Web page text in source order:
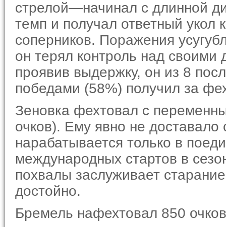
стрелой—начинал с длинной
темп и получал ответный
соперников. Поражения
он терял контроль над
проявив выдержку, он из 8
победами (58%) полу­чил за
Зеновка фехтовал с
очков). Ему явно не доставало
нарабатывается только в
международных стартов в
похвалы заслуживает
достойно.
Бремель нафехтовал 850